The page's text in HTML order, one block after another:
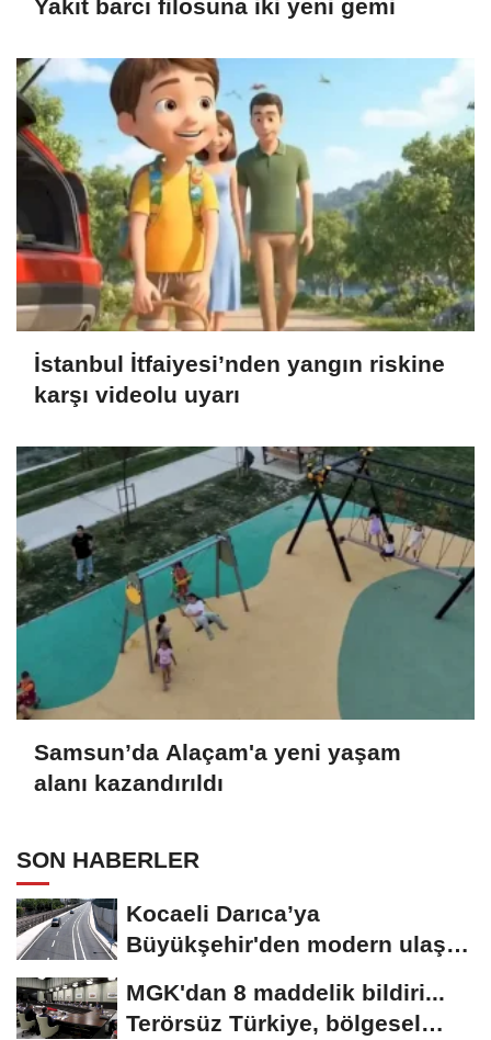
Yakıt barcı filosuna iki yeni gemi
İstanbul İtfaiyesi’nden yangın riskine
karşı videolu uyarı
Samsun’da Alaçam'a yeni yaşam
alanı kazandırıldı
SON HABERLER
Kocaeli Darıca’ya
Büyükşehir'den modern ulaşım
MGK'dan 8 maddelik bildiri...
Terörsüz Türkiye, bölgesel